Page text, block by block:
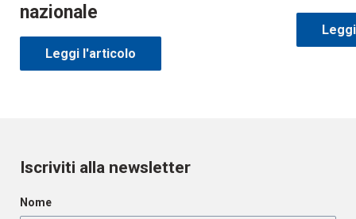
nazionale
Leggi l'articolo
Iscriviti alla newsletter
Nome